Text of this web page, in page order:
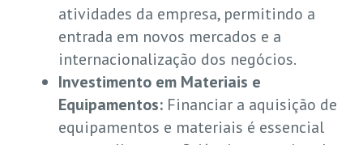
atividades da empresa, permitindo a
entrada em novos mercados e a
internacionalização dos negócios.
Investimento em Materiais e
Equipamentos: Financiar a aquisição de
equipamentos e materiais é essencial